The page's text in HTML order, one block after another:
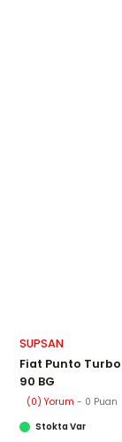
SUPSAN
Fiat Punto
90 BG
(0) Yorum - 0 Puan
Stokta Var